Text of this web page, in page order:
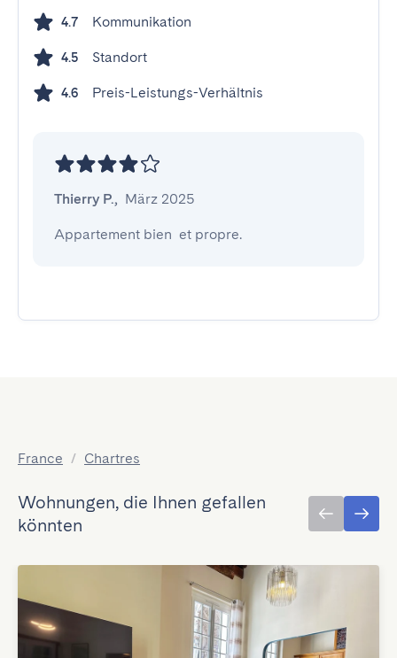
4.7 Kommunikation
4.5 Standort
4.6 Preis-Leistungs-Verhältnis
Thierry P., März 2025
Appartement bien  et propre.
France / Chartres
Wohnungen, die Ihnen gefallen
könnten